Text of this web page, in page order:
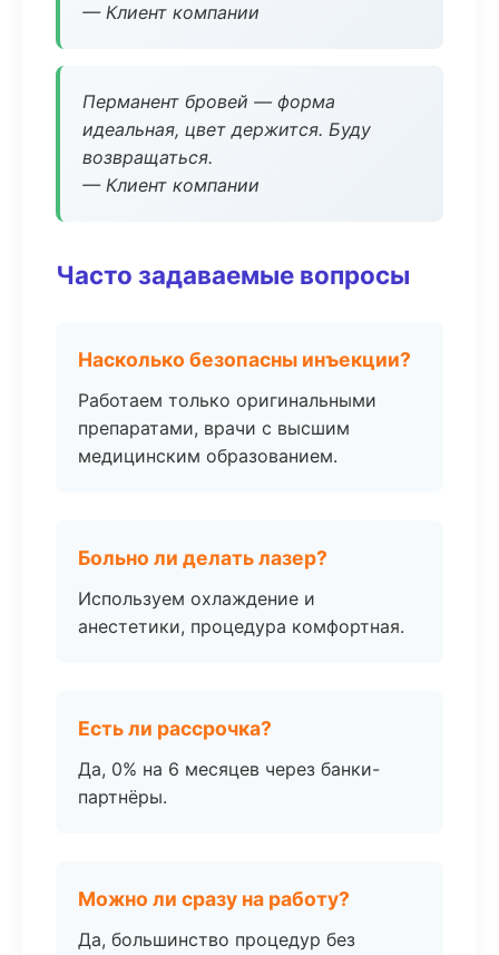
— Клиент компании
Перманент бровей — форма
идеальная, цвет держится. Буду
возвращаться.
— Клиент компании
Часто задаваемые вопросы
Насколько безопасны инъекции?
Работаем только оригинальными
препаратами, врачи с высшим
медицинским образованием.
Больно ли делать лазер?
Используем охлаждение и
анестетики, процедура комфортная.
Есть ли рассрочка?
Да, 0% на 6 месяцев через банки-
партнёры.
Можно ли сразу на работу?
Да, большинство процедур без